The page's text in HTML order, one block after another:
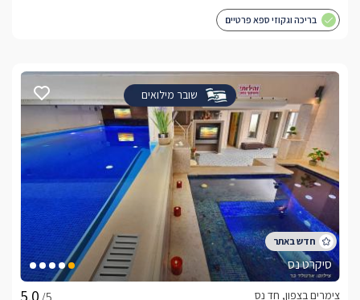
בריכה וגקוזי ספא פרטיים
שובר מילואים
סיקרט נס
צימרים בצפון, חד נס